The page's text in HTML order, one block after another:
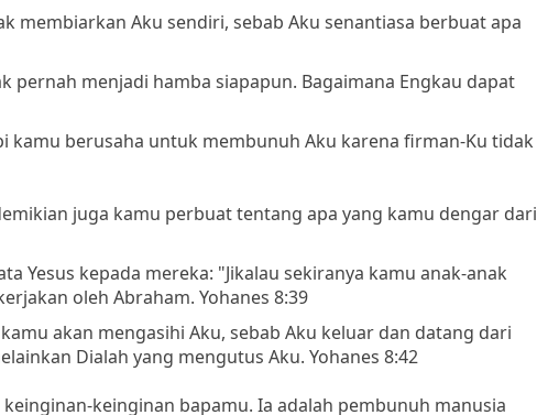
membiarkan Aku sendiri, sebab Aku senantiasa berbuat apa
pernah menjadi hamba siapapun. Bagaimana Engkau dapat
berusaha untuk membunuh Aku karena firman-Ku tidak
juga kamu perbuat tentang apa yang kamu dengar dari
Yesus kepada mereka: "Jikalau sekiranya kamu anak-anak
oleh Abraham. Yohanes 8:39
akan mengasihi Aku, sebab Aku keluar dan datang dari
Dialah yang mengutus Aku. Yohanes 8:42
keinginan bapamu. Ia adalah pembunuh manusia